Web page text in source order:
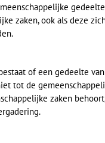
zaken, ook als deze
of een gedeelte
tot de
zaken